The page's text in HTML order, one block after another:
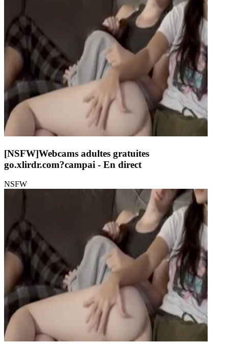
[NSFW]Webcams adultes gratuites
go.xlirdr.com?campai - En direct
NSFW